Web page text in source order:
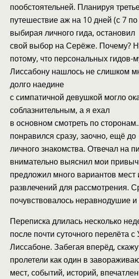
пообстоятельней. Планируя
путешествие аж на 10 дней (с 7 по
выбирая личного гида, остановил
свой выбор на Серёже. Почему?
потому, что персональных гидов-
Лиссабону нашлось не слишком
долго наедине
с симпатичной девушкой могло
соблазнительным, а я ехал
в основном смотреть по
понравился сразу, заочно, ещё до
личного знакомства. Отвечал на
внимательно выяснил мои
предложил много вариантов мест
развлечений для рассмотрения.
почувствовалось неравнодушие
Переписка длилась несколько
после почти суточного перелёта с
Лиссабоне. Забегая вперёд,
пролетели как один в
мест, событий, историй,